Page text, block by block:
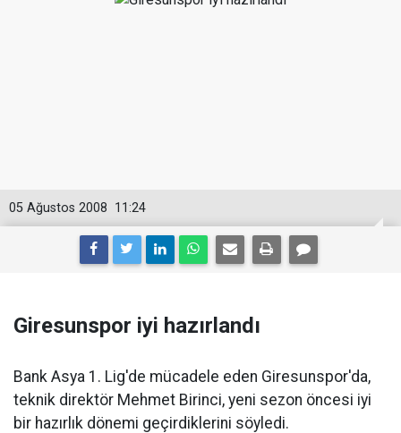
11:24
05 Ağustos 2008
Giresunspor iyi hazırlandı
Bank Asya 1. Lig'de mücadele eden Giresunspor'da,
teknik direktör Mehmet Birinci, yeni sezon öncesi iyi
bir hazırlık dönemi geçirdiklerini söyledi.